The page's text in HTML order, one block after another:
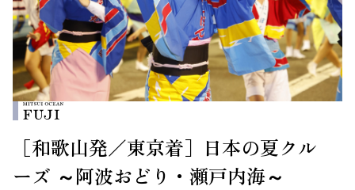
［和歌山発／東京着］日本の夏クル
ーズ ～阿波おどり・瀬戸内海～